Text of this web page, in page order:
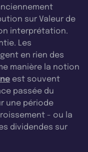
sur Valeur de
interprétation.
Les
en rien des
manière la notion
est souvent
passée du
une période
- ou la
dividendes sur